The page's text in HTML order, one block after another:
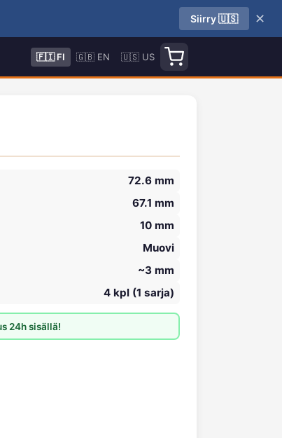
Siirry 🇺🇸 ✕
🇫🇮 FI 🇬🇧 EN 🇺🇸 US
72.6 mm
67.1 mm
10 mm
Muovi
~3 mm
4 kpl (1 sarja)
24h sisällä!